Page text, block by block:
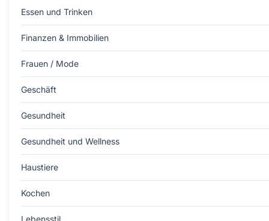
Essen und Trinken
Finanzen & Immobilien
Frauen / Mode
Geschäft
Gesundheit
Gesundheit und Wellness
Haustiere
Kochen
Lebensstil